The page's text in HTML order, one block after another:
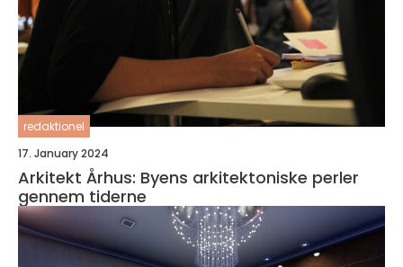
redaktionel
17. January 2024
Arkitekt Århus: Byens arkitektoniske perler
gennem tiderne